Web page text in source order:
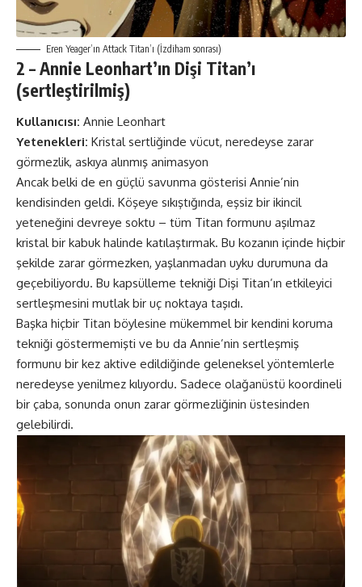
Eren Yeager’ın Attack Titan’ı (İzdiham sonrası)
2 – Annie Leonhart’ın Dişi Titan’ı
(sertleştirilmiş)
Kullanıcısı: Annie Leonhart
Yetenekleri: Kristal sertliğinde vücut, neredeyse zarar
görmezlik, askıya alınmış animasyon
Ancak belki de en güçlü savunma gösterisi Annie’nin
kendisinden geldi. Köşeye sıkıştığında, eşsiz bir ikincil
yeteneğini devreye soktu – tüm Titan formunu aşılmaz
kristal bir kabuk halinde katılaştırmak. Bu kozanın içinde hiçbir
şekilde zarar görmezken, yaşlanmadan uyku durumuna da
geçebiliyordu. Bu kapsülleme tekniği Dişi Titan’ın etkileyici
sertleşmesini mutlak bir uç noktaya taşıdı.
Başka hiçbir Titan böylesine mükemmel bir kendini koruma
tekniği göstermemişti ve bu da Annie’nin sertleşmiş
formunu bir kez aktive edildiğinde geleneksel yöntemlerle
neredeyse yenilmez kılıyordu. Sadece olağanüstü koordineli
bir çaba, sonunda onun zarar görmezliğinin üstesinden
gelebilirdi.